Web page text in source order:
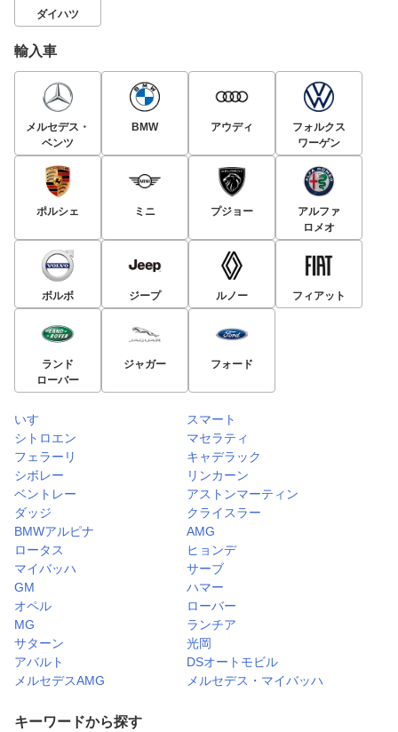
ダイハツ
輸入車
メルセデス・
ベンツ
BMW アウディ
フォルクス
ワーゲン
ポルシェ ミニ プジョー
アルファ
ロメオ
ボルボ ジープ ルノー フィアット
ランド
ローバー
ジャガー フォード
いすゞ
スマート
シトロエン
マセラティ
フェラーリ
キャデラック
シボレー
リンカーン
ベントレー
アストンマーティン
ダッジ
クライスラー
BMWアルピナ
AMG
ロータス
ヒョンデ
マイバッハ
サーブ
GM
ハマー
オペル
ローバー
MG
ランチア
サターン
光岡
アバルト
DSオートモビル
メルセデスAMG
メルセデス・マイバッハ
キーワードから探す